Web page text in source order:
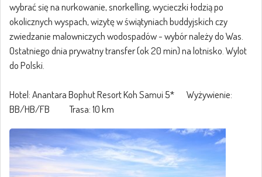
wybrać się na nurkowanie, snorkelling, wycieczki łodzią po
okolicznych wyspach, wizytę w świątyniach buddyjskich czy
zwiedzanie malowniczych wodospadów - wybór należy do Was.
Ostatniego dnia prywatny transfer (ok 20 min) na lotnisko. Wylot
do Polski.
Hotel: Anantara Bophut Resort Koh Samui 5* Wyżywienie:
BB/HB/FB Trasa: 10 km